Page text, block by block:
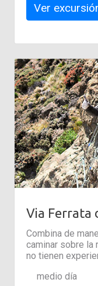
Ver
Via Ferrata
Combina de
caminar sobre la
no tienen
medio día